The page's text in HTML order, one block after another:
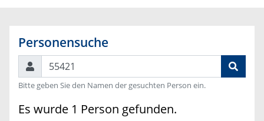
Personensuche
Suchen
Bitte geben Sie den Namen der gesuchten Person ein.
Es wurde 1 Person gefunden.